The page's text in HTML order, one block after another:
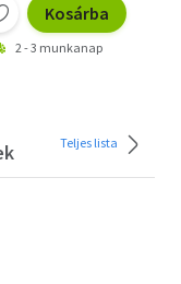
Kosárba
2 - 3 munkanap
Teljes lista